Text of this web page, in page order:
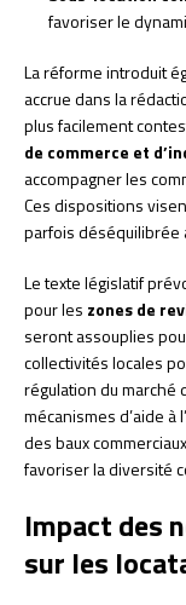
favoriser le
La réforme introduit
accrue dans la
plus facilement
de commerce et
accompagner les
Ces dispositions
parfois déséquilibrée
Le texte législatif
pour les zones de
seront assouplies
collectivités locales
régulation du marché
mécanismes d’aide
des baux
favoriser la diversité
Impact des
sur les